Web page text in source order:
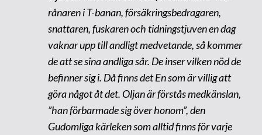
rånaren i T-banan, försäkringsbedragaren,
snattaren, fuskaren och tidningstjuven en dag
vaknar upp till andligt medvetande, så kommer
de att se sina andliga sår. De inser vilken nöd de
befinner sig i. Då finns det En som är villig att
göra något åt det. Oljan är förstås medkänslan,
”han förbarmade sig över honom”, den
Gudomliga kärleken som alltid finns för varje